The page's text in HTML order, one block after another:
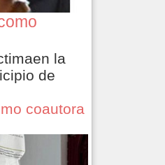
la
de
coautora